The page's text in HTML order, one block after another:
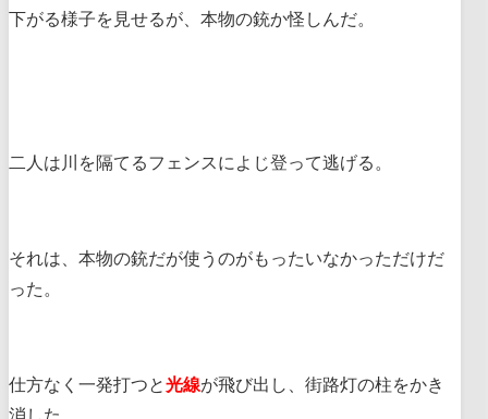
下がる様子を見せるが、本物の銃か怪しんだ。
二人は川を隔てるフェンスによじ登って逃げる。
それは、本物の銃だが使うのがもったいなかっただけだ
った。
仕方なく一発打つと光線が飛び出し、街路灯の柱をかき
消した。